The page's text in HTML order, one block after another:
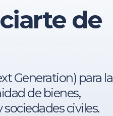
de
Generation) para la
de bienes,
civiles.